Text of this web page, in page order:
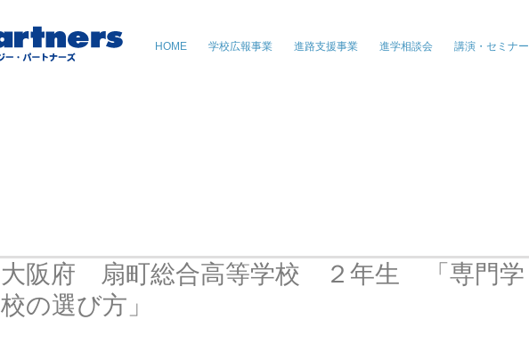
HOME 学校広報事業 進路支援事業 進学相談会 講演・セミナー
大阪府 扇町総合高等学校 ２年生 「専門学
校の選び方」